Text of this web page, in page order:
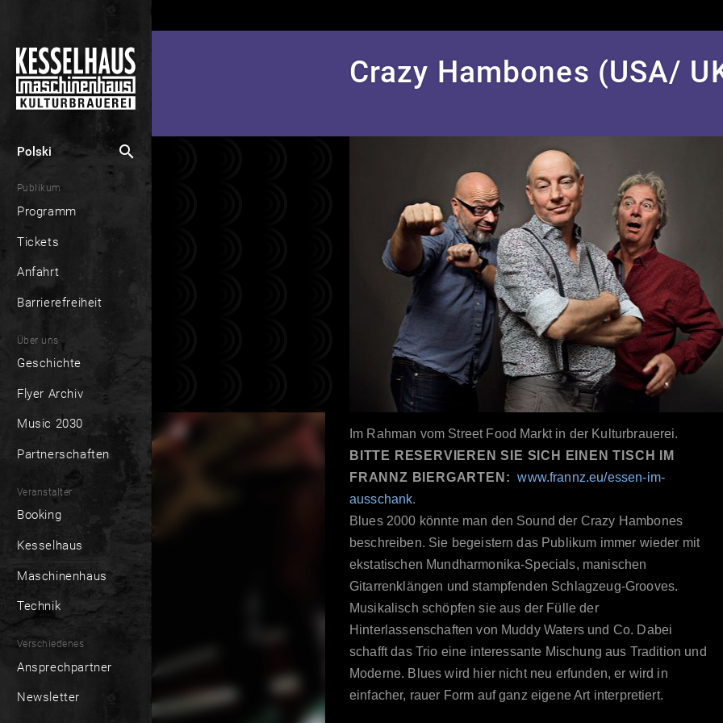
Polski search
Publikum
Programm
Tickets
Anfahrt
Barrierefreiheit
Über uns
Geschichte
Flyer Archiv
Music 2030
Partnerschaften
Veranstalter
Booking
Kesselhaus
Maschinenhaus
Technik
Verschiedenes
Ansprechpartner
Newsletter
Crazy Hambones (USA/
Im Rahman vom Street Food Markt in der Kulturbrauerei.
BITTE RESERVIEREN SIE SICH EINEN TISCH IM
FRANNZ BIERGARTEN:
www.frannz.eu/essen-im-
ausschank.
Blues 2000 könnte man den Sound der Crazy Hambones
beschreiben. Sie begeistern das Publikum immer wieder mit
ekstatischen Mundharmonika-Specials, manischen
Gitarrenklängen und stampfenden Schlagzeug-Grooves.
Musikalisch schöpfen sie aus der Fülle der
Hinterlassenschaften von Muddy Waters und Co. Dabei
schafft das Trio eine interessante Mischung aus Tradition und
Moderne. Blues wird hier nicht neu erfunden, er wird in
einfacher, rauer Form auf ganz eigene Art interpretiert.